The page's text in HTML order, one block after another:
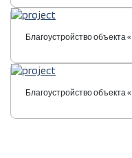
Благоустройство объекта
Благоустройство объекта